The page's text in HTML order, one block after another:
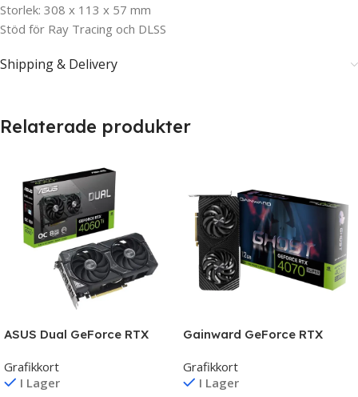
Storlek: 308 x 113 x 57 mm
Stöd för Ray Tracing och DLSS
Shipping & Delivery
Relaterade produkter
ASUS Dual GeForce RTX
Grafikkort
I Lager
Gainward GeForce RTX
Grafikkort
I Lager